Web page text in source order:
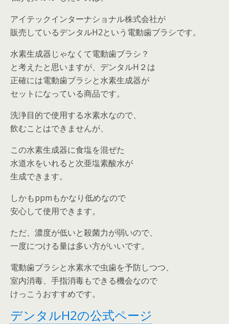
アイテックインターナショナル株式会社が
販売しているデンタルH2という電動歯ブラシです。
水素生成器じゃなくて電動歯ブラシ？
と考えたと思いますが、デンタルH２は
正確には電動歯ブラシと水素生成器が
セットになっている商品です。
洗浄目的で使用する水素水なので、
飲むことはできませんが、
この水素生成器に食塩を混ぜた
水道水をいれると次亜塩素酸水が
生成できます。
しかもppmもかなり低めなので
安心して使用できます。
ただ、濃度が低いと殺菌力が弱いので、
一度につける量は多い方がいいです。
電動歯ブラシと水素水で虫歯を予防しつつ、
室内消毒、手指消毒もできる機会なので
けっこうおすすめです。
デンタルH2の公式ページ